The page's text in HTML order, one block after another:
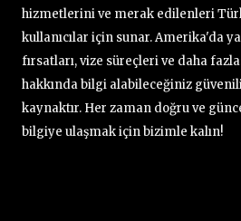
hizmetlerini ve merak edilenleri
kullanıcılar için sunar. Amerika'da
fırsatları, vize süreçleri ve daha
hakkında bilgi alabileceğiniz
kaynaktır. Her zaman doğru ve
bilgiye ulaşmak için bizimle kalın!